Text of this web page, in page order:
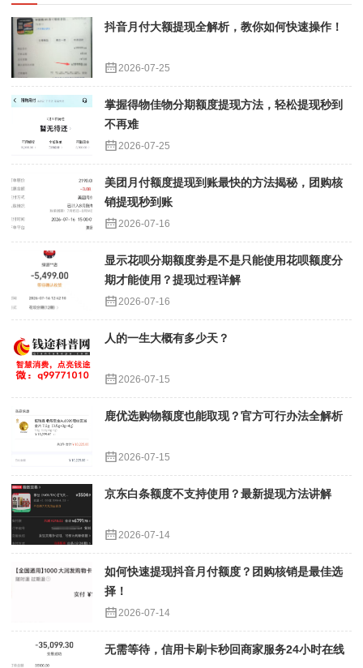
抖音月付大额提现全解析，教你如何快速操作！
2026-07-25
掌握得物佳物分期额度提现方法，轻松提现秒到
不再难
2026-07-25
美团月付额度提现到账最快的方法揭秘，团购核
销提现秒到账
2026-07-16
显示花呗分期额度劵是不是只能使用花呗额度分
期才能使用？提现过程详解
2026-07-16
人的一生大概有多少天？
2026-07-15
鹿优选购物额度也能取现？官方可行办法全解析
2026-07-15
京东白条额度不支持使用？最新提现方法讲解
2026-07-14
如何快速提现抖音月付额度？团购核销是最佳选
择！
2026-07-14
无需等待，信用卡刷卡秒回商家服务24小时在线